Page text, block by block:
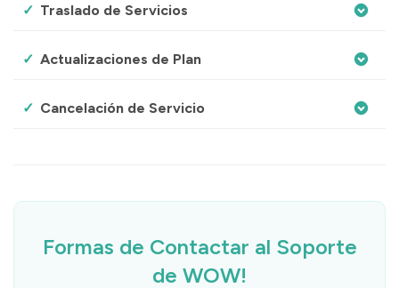
Traslado de Servicios
Actualizaciones de Plan
Cancelación de Servicio
Formas de Contactar al Soporte
de WOW!